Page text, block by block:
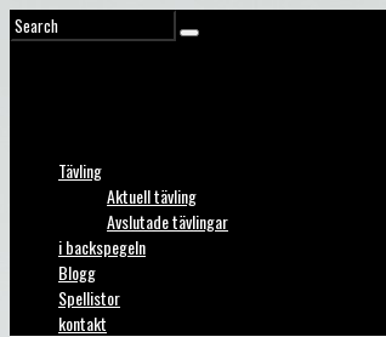
Tävling
Aktuell tävling
Avslutade tävlingar
i backspegeln
Blogg
Spellistor
kontakt